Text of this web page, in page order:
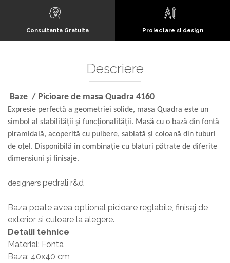
Consultanta Gratuita Proiectare si design
Descriere
Baze / Picioare de masa Quadra 4160
Expresie perfectă a geometriei solide, masa Quadra este un
simbol al stabilității și funcționalității. Masă cu o bază din fontă
piramidală, acoperită cu pulbere, sablată și coloană din tuburi
de oțel. Disponibilă în combinație cu blaturi pătrate de diferite
dimensiuni și finisaje.
designers pedrali r&d
Baza poate avea optional picioare reglabile, finisaj de
exterior si culoare la alegere.
Detalii tehnice
Material: Fonta
Baza: 40x40 cm